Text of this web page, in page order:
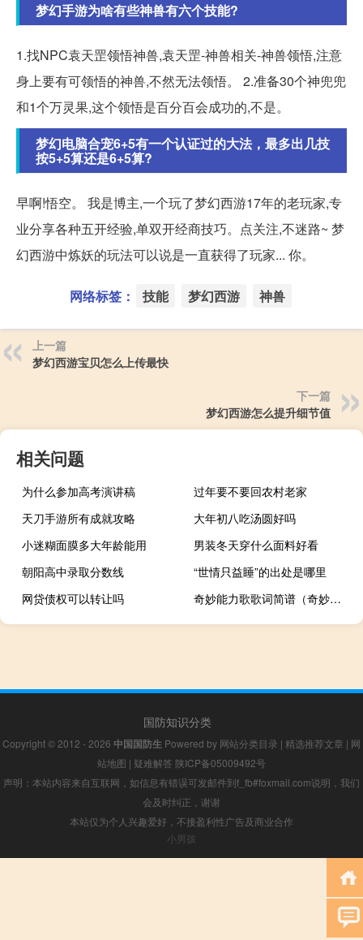
梦幻手游为啥有些神兽有六个技能?
1.找NPC袁天罡领悟神兽,袁天罡-神兽相关-神兽领悟,注意
身上要有可领悟的神兽,不然无法领悟。 2.准备30个神兜兜
和1个万灵果,这个领悟是百分百会成功的,不是。
梦幻电脑合宠6+5有一个认证过的大法，最多出几技
按5+5算还是6+5算?
早啊!悟空。 我是博主,一个玩了梦幻西游17年的老玩家,专
业分享各种五开经验,单双开经商技巧。点关注,不迷路~ 梦
幻西游中炼妖的玩法可以说是一直获得了玩家... 你。
网络标签： 技能 梦幻西游 神兽
上一篇
梦幻西游宝贝怎么上传最快
下一篇
梦幻西游怎么提升细节值
相关问题
为什么参加高考演讲稿
过年要不要回农村老家
天刀手游所有成就攻略
大年初八吃汤圆好吗
小迷糊面膜多大年龄能用
男装冬天穿什么面料好看
朝阳高中录取分数线
“世情只益睡”的出处是哪里
网贷债权可以转让吗
奇妙能力歌歌词简谱（奇妙能力歌歌词完整版）
国防知识分类
Copyright © 2012 - 2026 中国国防生 Powered by 网站分类目录 | 精选推荐文章 | 网
站地图 | 疑难解答 陕ICP备05009492号
声明：本站内容来自互联网，如信息有错误可发邮件到f_fb#foxmail.com说明，我们
会及时纠正，谢谢
本站仅为个人兴趣爱好，不接盈利性广告及商业合作
小男孩